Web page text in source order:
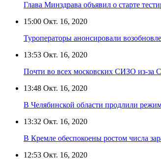
Глава Минздрава объявил о старте
15:00 Окт. 16, 2020
Туроператоры анонсировали
13:53 Окт. 16, 2020
Почти во всех московских СИЗО из-за
13:48 Окт. 16, 2020
В Челябинской области продлили
13:32 Окт. 16, 2020
В Кремле обеспокоены ростом числа
12:53 Окт. 16, 2020